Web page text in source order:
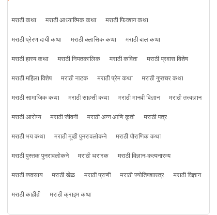
मराठी कथा मराठी आध्यात्मिक कथा
मराठी फिक्शन कथा
मराठी प्रेरणादायी कथा
मराठी क्लासिक कथा
मराठी बाल कथा
मराठी हास्य कथा
मराठी नियतकालिक मराठी कविता
मराठी प्रवास विशेष
मराठी महिला विशेष
मराठी नाटक मराठी प्रेम कथा
मराठी गुप्तचर कथा
मराठी सामाजिक कथा
मराठी साहसी कथा मराठी मानवी विज्ञान
मराठी तत्त्वज्ञान
मराठी आरोग्य
मराठी जीवनी मराठी अन्न आणि कृती
मराठी पत्र
मराठी भय कथा
मराठी मूव्ही पुनरावलोकने
मराठी पौराणिक कथा
मराठी पुस्तक पुनरावलोकने
मराठी थरारक
मराठी विज्ञान-कल्पनारम्य
मराठी व्यवसाय
मराठी खेळ मराठी प्राणी मराठी ज्योतिषशास्त्र
मराठी विज्ञान
मराठी काहीही
मराठी क्राइम कथा